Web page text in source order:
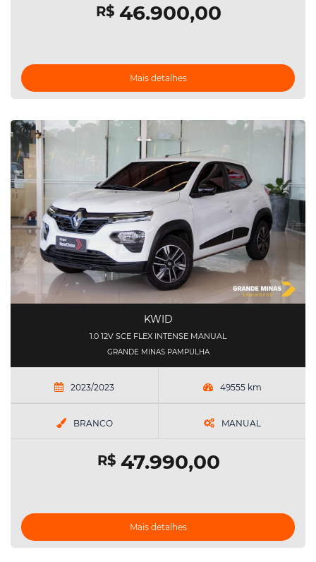
R$46.900,00
Mais detalhes
KWID
1.0 12V SCE FLEX INTENSE MANUAL
GRANDE MINAS PAMPULHA
2023/2023 49555 km
BRANCO MANUAL
R$47.990,00
Mais detalhes